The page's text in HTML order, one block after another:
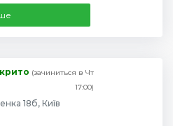
(зачиниться в Чт
17:00)
18б, Київ